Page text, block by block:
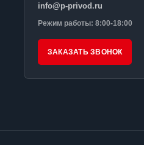
info@p-privod.ru
Режим работы: 8:00-18:00
ЗАКАЗАТЬ ЗВОНОК